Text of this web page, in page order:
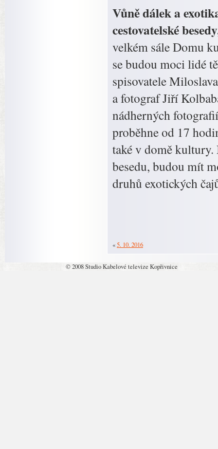
Vůně dálek a
cestovatelské
velkém sále Domu
se budou moci lidé
spisovatele
a fotograf Jiří
nádherných
proběhne od 17
také v domě
besedu, budou mít
druhů exotických
«5. 10. 2016
© 2008 Studio Kabelové televize Kopřivnice